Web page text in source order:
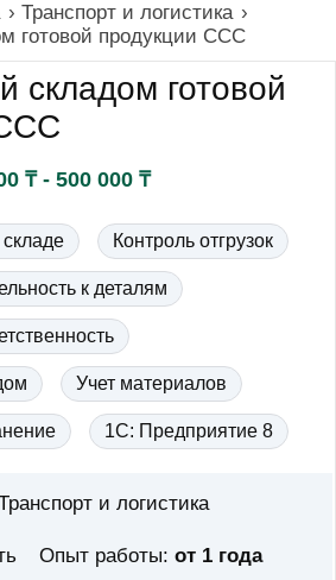
› Транспорт и логистика ›
готовой продукции ССС
складом готовой
₸ - 500 000 ₸
Контроль отгрузок
к деталям
Учет материалов
1С: Предприятие 8
и логистика
Опыт работы: от 1 года